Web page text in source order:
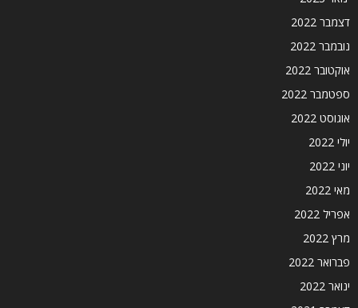
דצמבר 2022
נובמבר 2022
אוקטובר 2022
ספטמבר 2022
אוגוסט 2022
יולי 2022
יוני 2022
מאי 2022
אפריל 2022
מרץ 2022
פברואר 2022
ינואר 2022